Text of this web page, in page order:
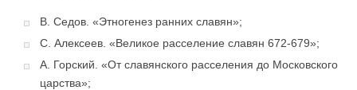
В. Седов. «Этногенез ранних славян»;
С. Алексеев. «Великое расселение славян 672-679»;
А. Горский. «От славянского расселения до Московского
царства»;